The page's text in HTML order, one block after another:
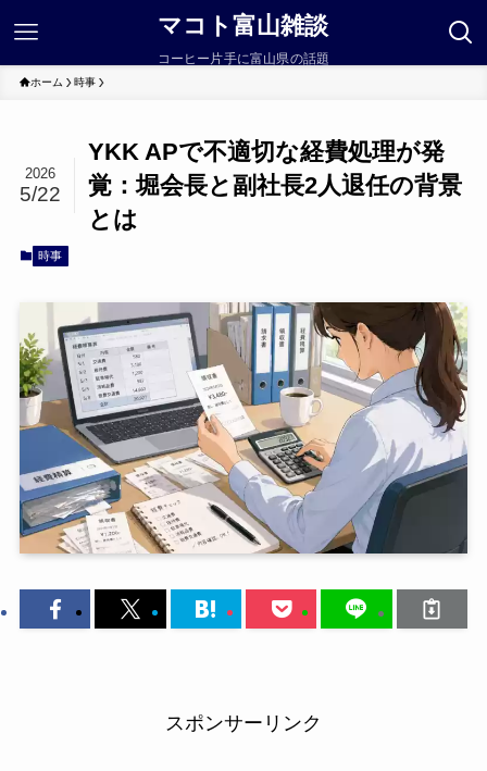
マコト富山雑談
コーヒー片手に富山県の話題
ホーム 時事
YKK APで不適切な経費処理が発
覚：堀会長と副社長2人退任の背景
とは
2026
5/22
時事
スポンサーリンク